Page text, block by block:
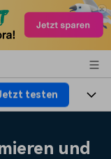
testen
und